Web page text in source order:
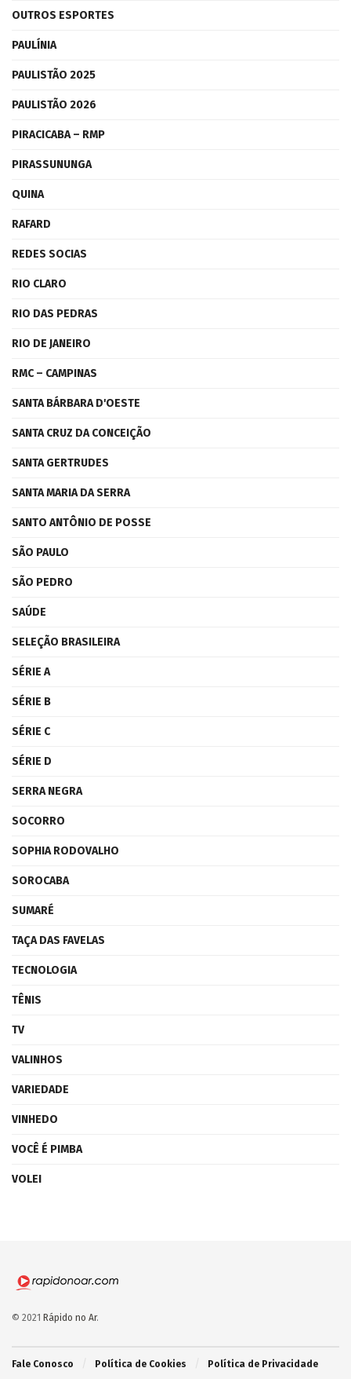
OUTROS ESPORTES
PAULÍNIA
PAULISTÃO 2025
PAULISTÃO 2026
PIRACICABA – RMP
PIRASSUNUNGA
QUINA
RAFARD
REDES SOCIAS
RIO CLARO
RIO DAS PEDRAS
RIO DE JANEIRO
RMC – CAMPINAS
SANTA BÁRBARA D'OESTE
SANTA CRUZ DA CONCEIÇÃO
SANTA GERTRUDES
SANTA MARIA DA SERRA
SANTO ANTÔNIO DE POSSE
SÃO PAULO
SÃO PEDRO
SAÚDE
SELEÇÃO BRASILEIRA
SÉRIE A
SÉRIE B
SÉRIE C
SÉRIE D
SERRA NEGRA
SOCORRO
SOPHIA RODOVALHO
SOROCABA
SUMARÉ
TAÇA DAS FAVELAS
TECNOLOGIA
TÊNIS
TV
VALINHOS
VARIEDADE
VINHEDO
VOCÊ É PIMBA
VOLEI
© 2021 Rápido no Ar.
Fale Conosco Política de Cookies Política de Privacidade